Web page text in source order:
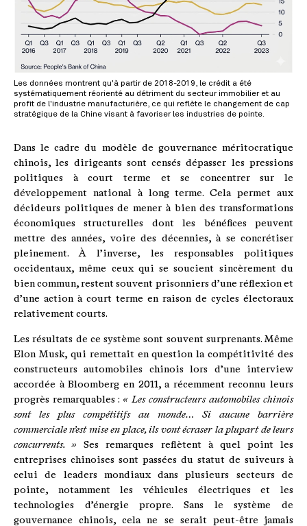
Les données montrent qu'à partir de 2018-2019, le crédit a été
systématiquement réorienté au détriment du secteur immobilier et au
profit de l'industrie manufacturière, ce qui reflète le changement de cap
stratégique de la Chine visant à favoriser les industries de pointe.
Dans le cadre du modèle de gouvernance méritocratique
chinois, les dirigeants sont censés dépasser les pressions
politiques à court terme et se concentrer sur le
développement national à long terme. Cela permet aux
décideurs politiques de mener à bien des transformations
économiques structurelles dont les bénéfices peuvent
mettre des années, voire des décennies, à se concrétiser
pleinement. À l’inverse, les responsables politiques
occidentaux, même ceux qui se soucient sincèrement du
bien commun, restent souvent prisonniers d’une réflexion et
d’une action à court terme en raison de cycles électoraux
relativement courts.
Les résultats de ce système sont souvent surprenants. Même
Elon Musk, qui remettait en question la compétitivité des
constructeurs automobiles chinois lors d’une interview
accordée à Bloomberg en 2011, a récemment reconnu leurs
progrès remarquables : « Les constructeurs automobiles chinois
sont les plus compétitifs au monde… Si aucune barrière
commerciale n’est mise en place, ils vont écraser la plupart de leurs
concurrents. » Ses remarques reflètent à quel point les
entreprises chinoises sont passées du statut de suiveurs à
celui de leaders mondiaux dans plusieurs secteurs de
pointe, notamment les véhicules électriques et les
technologies d’énergie propre. Sans le système de
gouvernance chinois, cela ne se serait peut-être jamais